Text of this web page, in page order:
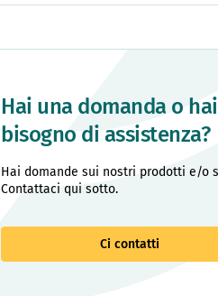
Hai una domanda o hai
bisogno di assistenza?
Hai domande sui nostri prodotti e/o
Contattaci qui sotto.
Ci contatti